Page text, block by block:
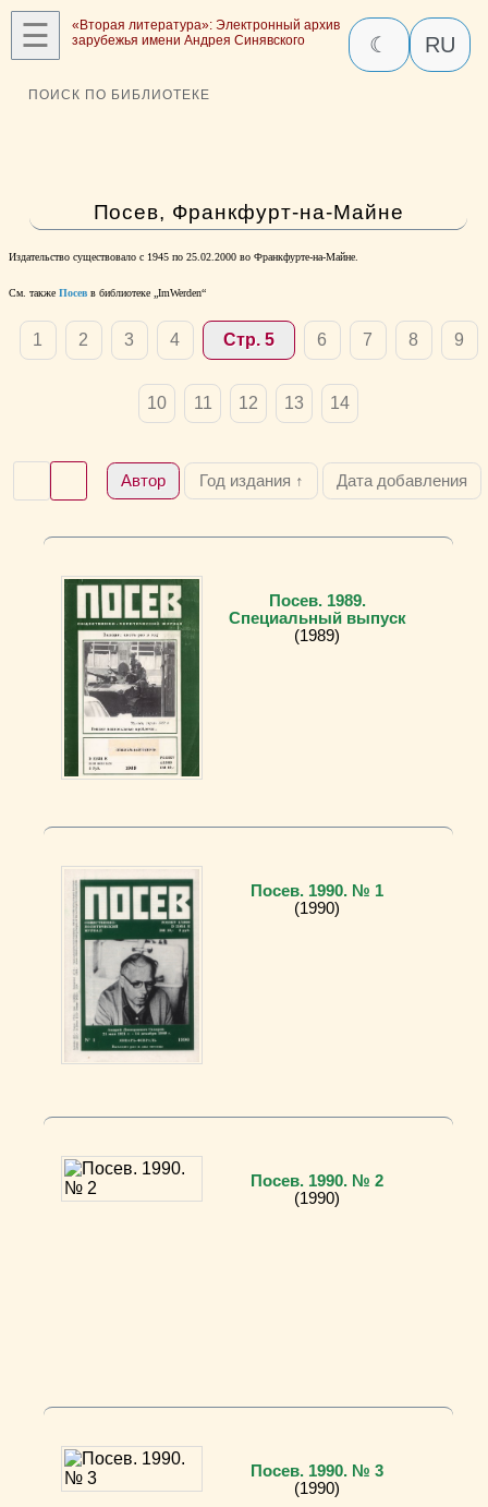
☰
«Вторая литература»: Электронный архив
зарубежья имени Андрея Синявского
☾ RU
ПОИСК ПО БИБЛИОТЕКЕ
Посев, Франкфурт-на-Майне
Издательство существовало с 1945 по 25.02.2000 во Франкфурте-на-Майне.
См. также Посев в библиотеке „ImWerden“
1 2 3 4 Стр. 5 6 7 8 9
10 11 12 13 14
Автор Год издания ↑ Дата добавления
Посев. 1989.
Специальный выпуск
(1989)
Посев. 1990. № 1
(1990)
Посев. 1990. № 2
(1990)
Посев. 1990. № 3
(1990)